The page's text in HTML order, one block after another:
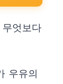
엇보다
우유의